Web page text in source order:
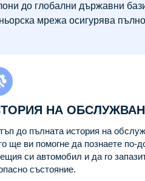
до глобални държавни
мрежа осигурява
НА
до пълната история на
ще ви помогне да познаете по-
си автомобил и да го
състояние.